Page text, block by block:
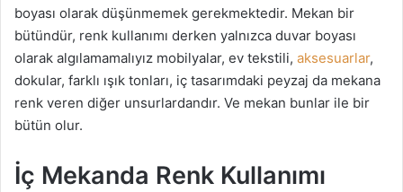
boyası olarak düşünmemek gerekmektedir. Mekan bir
bütündür, renk kullanımı derken yalnızca duvar boyası
olarak algılamamalıyız mobilyalar, ev tekstili, aksesuarlar,
dokular, farklı ışık tonları, iç tasarımdaki peyzaj da mekana
renk veren diğer unsurlardandır. Ve mekan bunlar ile bir
bütün olur.
İç Mekanda Renk Kullanımı